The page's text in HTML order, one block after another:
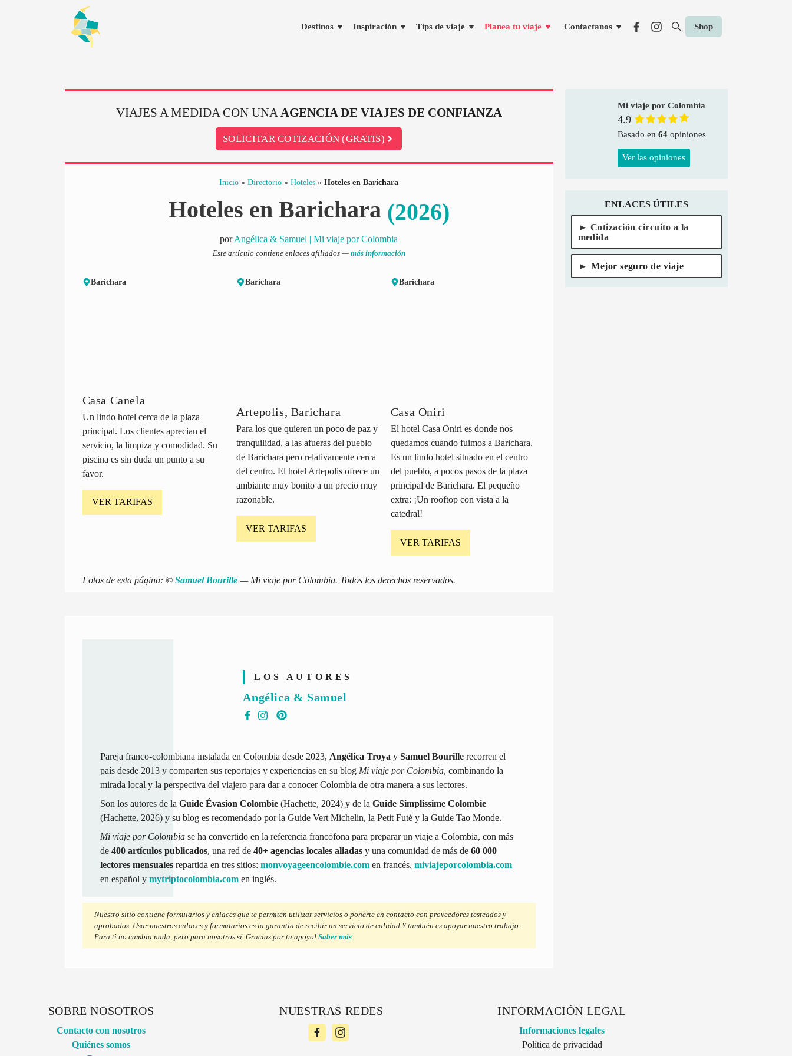
Destinos Inspiración Tips de viaje Planea tu viaje Contactanos Shop
VIAJES A MEDIDA CON UNA AGENCIA DE VIAJES DE CONFIANZA
SOLICITAR COTIZACIÓN (GRATIS)
Inicio »Directorio »Hoteles »Hoteles en Barichara
Hoteles en Barichara (2026)
porAngélica & Samuel | Mi viaje por Colombia
Este artículo contiene enlaces afiliados — más información
Barichara
Casa Canela
Un lindo hotel cerca de la plaza
principal. Los clientes aprecian el
servicio, la limpiza y comodidad. Su
piscina es sin duda un punto a su
favor.
VER TARIFAS
Barichara
Artepolis, Barichara
Para los que quieren un poco de paz y
tranquilidad, a las afueras del pueblo
de Barichara pero relativamente cerca
del centro. El hotel Artepolis ofrece un
ambiante muy bonito a un precio muy
razonable.
VER TARIFAS
Barichara
Casa Oniri
El hotel Casa Oniri es donde nos
quedamos cuando fuimos a Barichara.
Es un lindo hotel situado en el centro
del pueblo, a pocos pasos de la plaza
principal de Barichara. El pequeño
extra: ¡Un rooftop con vista a la
catedral!
VER TARIFAS
Fotos de esta página: © Samuel Bourille— Mi viaje por Colombia. Todos los derechos reservados.
LOS AUTORES
Angélica & Samuel
Pareja franco-colombiana instalada en Colombia desde 2023, Angélica Troya y Samuel Bourillerecorren el
país desde 2013 y comparten sus reportajes y experiencias en su blog Mi viaje por Colombia, combinando la
mirada local y la perspectiva del viajero para dar a conocer Colombia de otra manera a sus lectores.
Son los autores de la Guide Évasion Colombie(Hachette, 2024) y de la Guide Simplissime Colombie
(Hachette, 2026) y su blog es recomendado por la Guide Vert Michelin, la Petit Futé y la Guide Tao Monde.
Mi viaje por Colombiase ha convertido en la referencia francófona para preparar un viaje a Colombia, con más
de 400 artículos publicados, una red de 40+ agencias locales aliadasy una comunidad de más de 60 000
lectores mensualesrepartida en tres sitios: monvoyageencolombie.comen francés, miviajeporcolombia.com
en español y mytriptocolombia.comen inglés.
Nuestro sitio contiene formularios y enlaces que te permiten utilizar servicios o ponerte en contacto con proveedores testeados y
aprobados. Usar nuestros enlaces y formularios es la garantía de recibir un servicio de calidad Y también es apoyar nuestro trabajo.
Para ti no cambia nada, pero para nosotros sí. Gracias por tu apoyo! Saber más
Mi viaje por Colombia
4.9
Basado en64 opiniones
Ver las opiniones
ENLACES ÚTILES
Cotización circuito a la
medida
Mejor seguro de viaje
SOBRE NOSOTROS
Contacto con nosotros
Quiénes somos
NUESTRAS REDES INFORMACIÓN LEGAL
Informaciones legales
Política de privacidad